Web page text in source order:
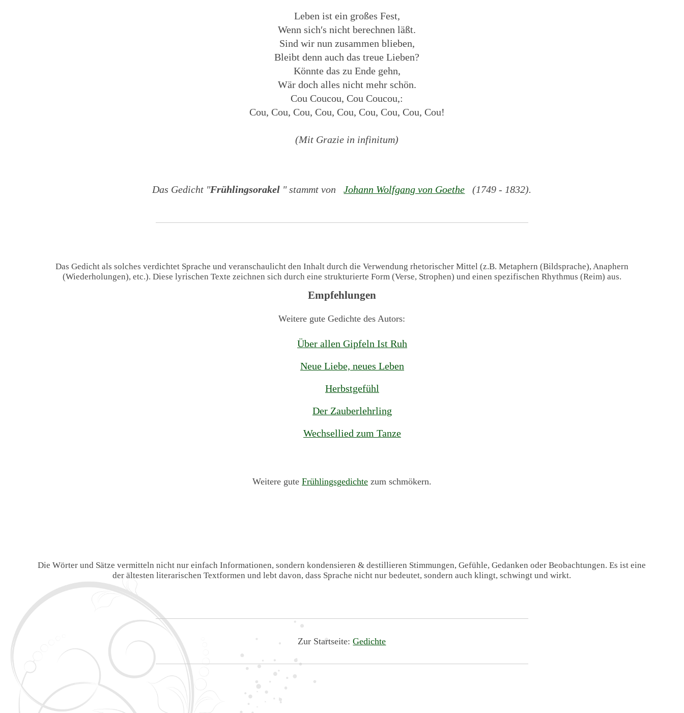
Leben ist ein großes Fest,
Wenn sich′s nicht berechnen läßt.
Sind wir nun zusammen blieben,
Bleibt denn auch das treue Lieben?
Könnte das zu Ende gehn,
Wär doch alles nicht mehr schön.
Cou Coucou, Cou Coucou,:
Cou, Cou, Cou, Cou, Cou, Cou, Cou, Cou, Cou!
(Mit Grazie in infinitum)
Das Gedicht "Frühlingsorakel " stammt von Johann Wolfgang von Goethe (1749 - 1832).
Das Gedicht als solches verdichtet Sprache und veranschaulicht den Inhalt durch die Verwendung rhetorischer Mittel (z.B. Metaphern (Bildsprache), Anaphern
(Wiederholungen), etc.). Diese lyrischen Texte zeichnen sich durch eine strukturierte Form (Verse, Strophen) und einen spezifischen Rhythmus (Reim) aus.
Empfehlungen
Weitere gute Gedichte des Autors:
Über allen Gipfeln Ist Ruh
Neue Liebe, neues Leben
Herbstgefühl
Der Zauberlehrling
Wechsellied zum Tanze
Weitere gute Frühlingsgedichtezum schmökern.
Die Wörter und Sätze vermitteln nicht nur einfach Informationen, sondern kondensieren & destillieren Stimmungen, Gefühle, Gedanken oder Beobachtungen. Es ist eine
der ältesten literarischen Textformen und lebt davon, dass Sprache nicht nur bedeutet, sondern auch klingt, schwingt und wirkt.
Zur Startseite:Gedichte